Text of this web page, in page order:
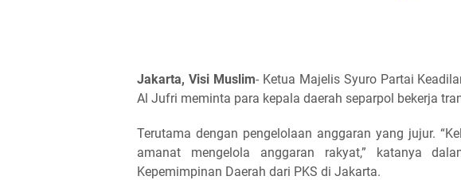
Jakarta, Visi Muslim- Ketua Majelis Syuro Partai
Al Jufri meminta para kepala daerah separpol bekerja
Terutama dengan pengelolaan anggaran yang jujur.
amanat mengelola anggaran rakyat,” katanya
Kepemimpinan Daerah dari PKS di Jakarta.